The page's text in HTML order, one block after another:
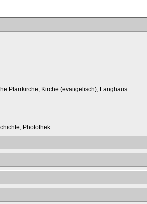
Pfarrkirche, Kirche (evangelisch), Langhaus
Photothek